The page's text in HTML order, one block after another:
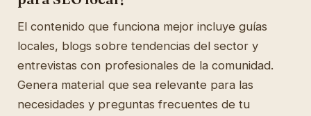
El contenido que funciona mejor incluye guías
locales, blogs sobre tendencias del sector y
entrevistas con profesionales de la comunidad.
Genera material que sea relevante para las
necesidades y preguntas frecuentes de tu